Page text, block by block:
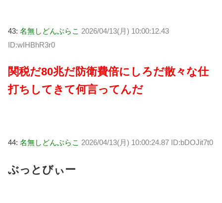
43: 名無しどんぶらこ 2026/04/13(月) 10:00:12.43
ID:wIHBhR3r0
関税だ80兆だ防衛費倍にしろだ散々な仕
打ちしてきて何言ってんだ
44: 名無しどんぶらこ 2026/04/13(月) 10:00:24.87 ID:bDOJit7t0
ぶっとびぃー